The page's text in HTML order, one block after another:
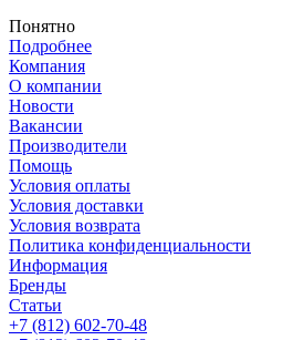
Понятно
Подробнее
Компания
О компании
Новости
Вакансии
Производители
Помощь
Условия оплаты
Условия доставки
Условия возврата
Политика конфиденциальности
Информация
Бренды
Статьи
+7 (812) 602-70-48